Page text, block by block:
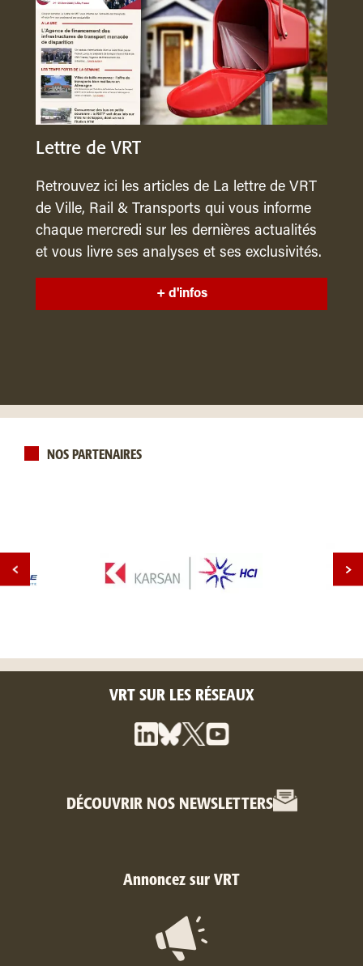
Lettre de VRT
Retrouvez ici les articles de La lettre de VRT
de Ville, Rail & Transports qui vous informe
chaque mercredi sur les dernières actualités
et vous livre ses analyses et ses exclusivités.
+ d'infos
NOS PARTENAIRES
VRT SUR LES RÉSEAUX
DÉCOUVRIR NOS NEWSLETTERS
Annoncez sur VRT